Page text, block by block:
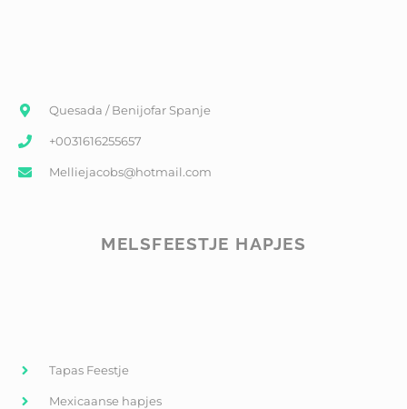
Quesada / Benijofar Spanje
+0031616255657
Melliejacobs@hotmail.com
MELSFEESTJE HAPJES
Tapas Feestje
Mexicaanse hapjes